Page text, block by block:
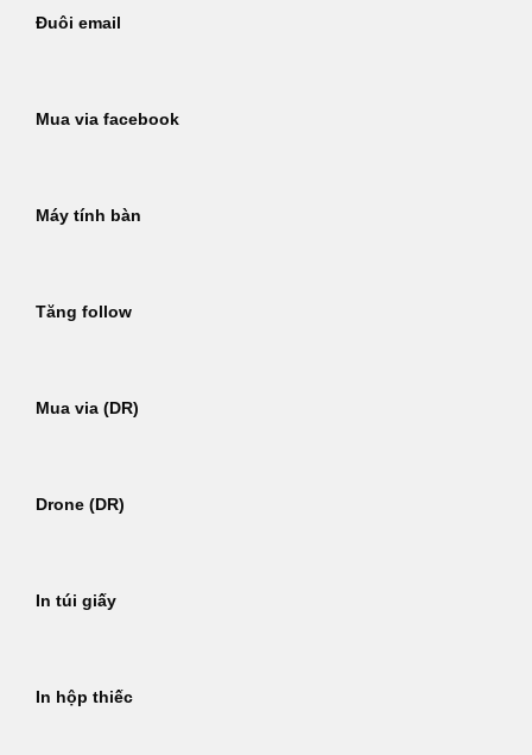
Đuôi email
Mua via facebook
Máy tính bàn
Tăng follow
Mua via (DR)
Drone (DR)
In túi giấy
In hộp thiếc